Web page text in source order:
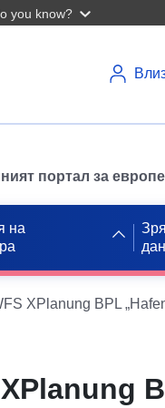
you know?
портал за
на
XPlanung BPL